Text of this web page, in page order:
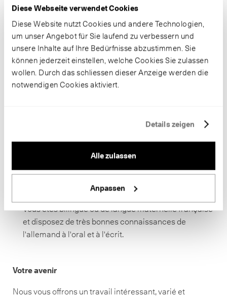
Diese Webseite verwendet Cookies
Diese Website nutzt Cookies und andere Technologien,
um unser Angebot für Sie laufend zu verbessern und
unsere Inhalte auf Ihre Bedürfnisse abzustimmen. Sie
können jederzeit einstellen, welche Cookies Sie zulassen
wollen. Durch das schliessen dieser Anzeige werden die
notwendigen Cookies aktiviert.
Details zeigen
Alle zulassen
Anpassen
font partie de votre quotidien.
Votre profil
Vous avez achevé votre formation dans le domaine
électrique avec un CFC et disposez idéalement d'une
éventuellement même déjà dans l'industrie de
Vous vous distinguez par une méthode de travail
et, en tant que représentant de l'entreprise Neuco,
vous avez une présentation sûre et soignée.
Vous êtes bilingue ou de langue maternelle française
et disposez de très bonnes connaissances de
l'allemand à l'oral et à l'écrit.
Votre avenir
Nous vous offrons un travail intéressant, varié et